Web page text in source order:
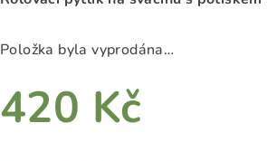
je
z
hvězdiček.
Položka byla vyprodána…
420 Kč